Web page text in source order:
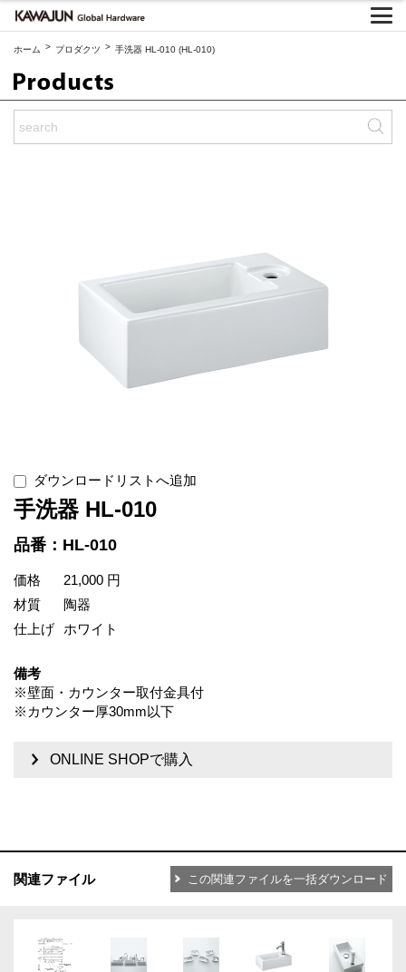
ホーム > プロダクツ > 手洗器 HL-010 (HL-010)
ダウンロードリストへ追加
手洗器 HL-010
品番：HL-010
価格
21,000 円
材質
陶器
仕上げ
ホワイト
備考
※壁面・カウンター取付金具付
※カウンター厚30mm以下
ONLINE SHOPで購入
関連ファイル この関連ファイルを一括ダウンロード